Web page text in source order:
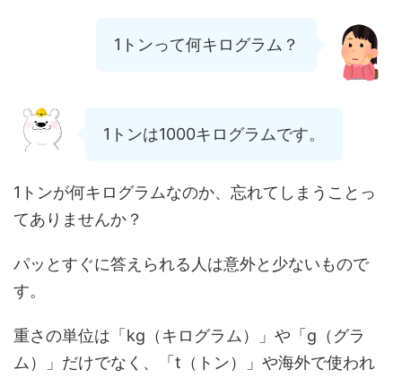
1トンって何キログラム？
1トンは1000キログラムです。
1トンが何キログラムなのか、忘れてしまうことっ
てありませんか？
パッとすぐに答えられる人は意外と少ないもので
す。
重さの単位は「kg（キログラム）」や「g（グラ
ム）」だけでなく、「t（トン）」や海外で使われ